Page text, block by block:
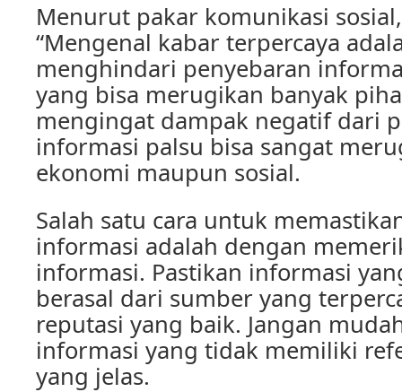
Menurut pakar komunikasi
“Mengenal kabar terpercaya
menghindari penyebaran
yang bisa merugikan banyak
mengingat dampak negatif dari
informasi palsu bisa sangat
ekonomi maupun sosial.
Salah satu cara untuk
informasi adalah dengan
informasi. Pastikan informasi
berasal dari sumber yang
reputasi yang baik. Jangan
informasi yang tidak memiliki
yang jelas.